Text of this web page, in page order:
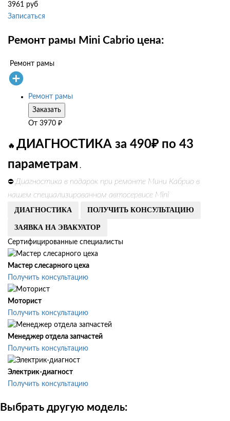
3961 руб
Записаться
Ремонт рамы Mini Cabrio цена:
Ремонт рамы
Ремонт рамы
Заказать
От 3970 ₽
🔥 ДИАГНОСТИКА за 490₽ по 43
параметрам .
⛔ Диагностика в подарок при ремонте Мини Кабрио в
нашем специализированном автосервисе Mini
ДИАГНОСТИКА ПОЛУЧИТЬ КОНСУЛЬТАЦИЮ
ЗАЯВКА НА ЭВАКУАТОР
Сертифицированные специалисты
Мастер слесарного цеха
Получить консультацию
Моторист
Получить консультацию
Менеджер отдела запчастей
Получить консультацию
Электрик-диагност
Получить консультацию
Выбрать другую модель: